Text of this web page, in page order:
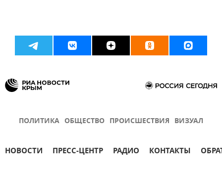
ПОЛИТИКА ОБЩЕСТВО ПРОИСШЕСТВИЯ ВИЗУАЛ
НОВОСТИ ПРЕСС-ЦЕНТР РАДИО КОНТАКТЫ